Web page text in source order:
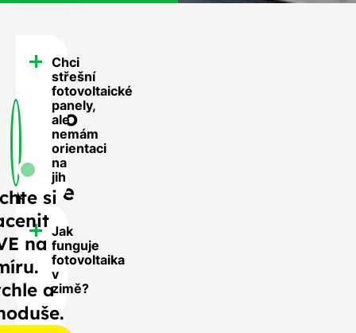
FAQ
-
Často
se
nás
ptáte
Chci
střešní
fotovoltaické
panely,
ale
nemám
orientaci
na
jih
Jak
funguje
fotovoltaika
v
zimě?
si
na
a